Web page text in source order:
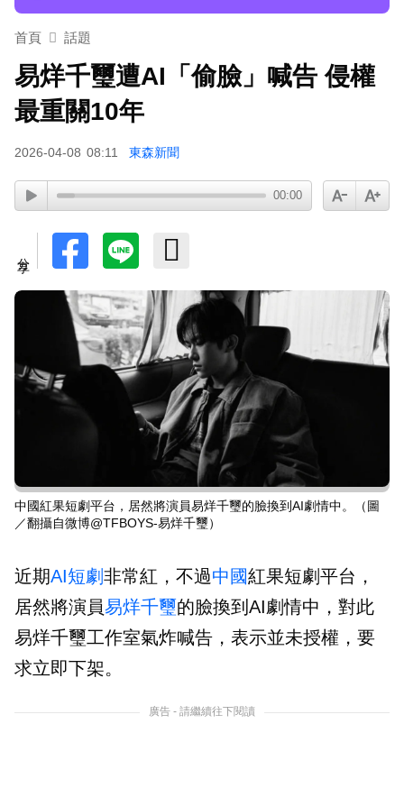
《半澤直樹》男星宣布再婚！迎新生命雙喜臨門
首頁 話題
易烊千璽遭AI「偷臉」喊告 侵權
最重關10年
2026-04-08 08:11 東森新聞
00:00
中國紅果短劇平台，居然將演員易烊千璽的臉換到AI劇情中。（圖
／翻攝自微博@TFBOYS-易烊千璽）
近期AI短劇非常紅，不過中國紅果短劇平台，
居然將演員易烊千璽的臉換到AI劇情中，對此
易烊千璽工作室氣炸喊告，表示並未授權，要
求立即下架。
廣告 - 請繼續往下閱讀